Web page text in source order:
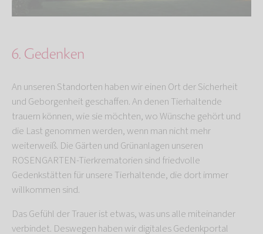
6. Gedenken
An unseren Standorten haben wir einen Ort der Sicherheit
und Geborgenheit geschaffen. An denen Tierhaltende
trauern können, wie sie möchten, wo Wünsche gehört und
die Last genommen werden, wenn man nicht mehr
weiterweiß. Die Gärten und Grünanlagen unseren
ROSENGARTEN-Tierkrematorien sind friedvolle
Gedenkstätten für unsere Tierhaltende, die dort immer
willkommen sind.
Das Gefühl der Trauer ist etwas, was uns alle miteinander
verbindet. Deswegen haben wir digitales Gedenkportal